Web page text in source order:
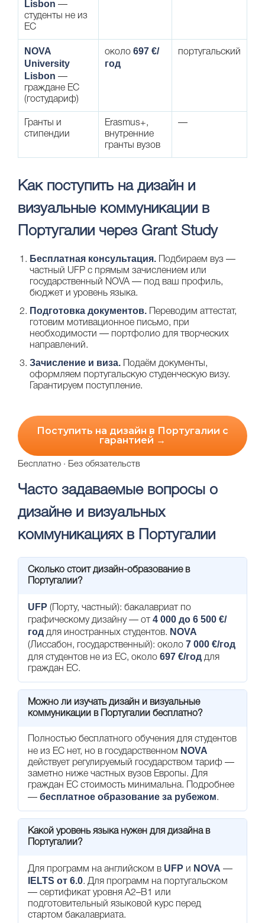
Lisbon —
студенты не из
ЕС
NOVA
University
Lisbon —
граждане ЕС
(гостудариф)
около 697 €/
год
португальский
Гранты и
стипендии
Erasmus+,
внутренние
гранты вузов
—
Как поступить на дизайн и
визуальные коммуникации в
Португалии через Grant Study
Бесплатная консультация. Подбираем вуз —
частный UFP с прямым зачислением или
государственный NOVA — под ваш профиль,
бюджет и уровень языка.
Подготовка документов. Переводим аттестат,
готовим мотивационное письмо, при
необходимости — портфолио для творческих
направлений.
Зачисление и виза. Подаём документы,
оформляем португальскую студенческую визу.
Гарантируем поступление.
Поступить на дизайн в Португалии с
гарантией →
Бесплатно · Без обязательств
Часто задаваемые вопросы о
дизайне и визуальных
коммуникациях в Португалии
Сколько стоит дизайн-образование в
Португалии?
UFP (Порту, частный): бакалавриат по
графическому дизайну — от 4 000 до 6 500 €/
год для иностранных студентов. NOVA
(Лиссабон, государственный): около 7 000 €/год
для студентов не из ЕС, около 697 €/год для
граждан ЕС.
Можно ли изучать дизайн и визуальные
коммуникации в Португалии бесплатно?
Полностью бесплатного обучения для студентов
не из ЕС нет, но в государственном
NOVA
действует регулируемый государством тариф —
заметно ниже частных вузов Европы. Для
граждан ЕС стоимость минимальна. Подробнее
— бесплатное образование за рубежом.
Какой уровень языка нужен для дизайна в
Португалии?
Для программ на английском в UFP и NOVA —
IELTS от 6.0. Для программ на португальском
— сертификат уровня A2–B1 или
подготовительный языковой курс перед
стартом бакалавриата.